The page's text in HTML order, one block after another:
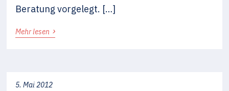
Beratung vorgelegt. […]
Mehr lesen ›
5. Mai 2012